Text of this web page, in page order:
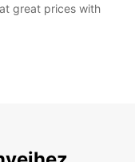
great prices with